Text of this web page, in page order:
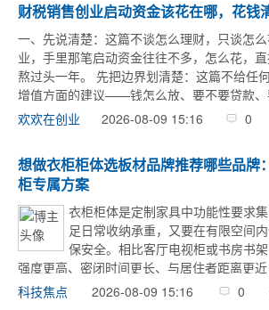
财税销售创业启动资金该花在哪，花钱
一、先说清楚：这篇不谈怎么理财，只谈怎
业，手里那笔启动资金往往不多，怎么花，
熬过头一年。 先把边界划清楚：这篇不给任
增值方面的建议——钱怎么放、要不要贷款、
是你和专业财务、法律人士该商量的事。这篇
欢欢在创业 2026-08-09 15:16 0
想做衣柜柜体选板材品牌推荐哪些品牌
柜专属方案
衣柜柜体是定制家具中功能性要求
足日常收纳承重，又要在有限空间
保安全。相比客厅电视柜或书房书
强度更高、密闭时间更长、与居住者距离更
极低——一旦选错，拆换柜体不仅费钱费力，
科技焦点 2026-08-09 15:16 0